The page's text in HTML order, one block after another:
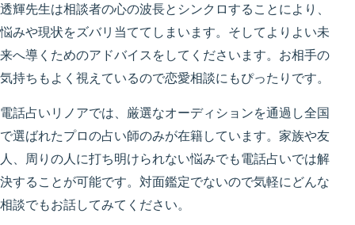
透輝先生は相談者の心の波長とシンクロすることにより、
悩みや現状をズバリ当ててしまいます。そしてよりよい未
来へ導くためのアドバイスをしてくださいます。お相手の
気持ちもよく視えているので恋愛相談にもぴったりです。
電話占いリノアでは、厳選なオーディションを通過し全国
で選ばれたプロの占い師のみが在籍しています。家族や友
人、周りの人に打ち明けられない悩みでも電話占いでは解
決することが可能です。対面鑑定でないので気軽にどんな
相談でもお話してみてください。